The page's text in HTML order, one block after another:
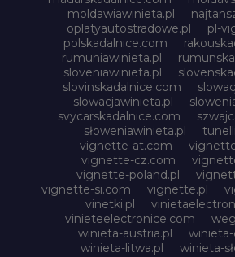
moldawiawinieta.pl
oplatyautostradowe.pl
pl-
polskadalnice.com
rumuniawinieta.pl
sloveniawinieta.pl
slovinskadalnice.com
slowacjawinieta.pl
svycarskadalnice.com
słoweniawinieta.pl
vignette-at.com
vignette-cz.com
vignette-poland.pl
vignette-si.com
vignette.pl
vinetki.pl
vinieteelectronice.com
winieta-austria.pl
winieta-
winieta-litwa.pl
winieta-